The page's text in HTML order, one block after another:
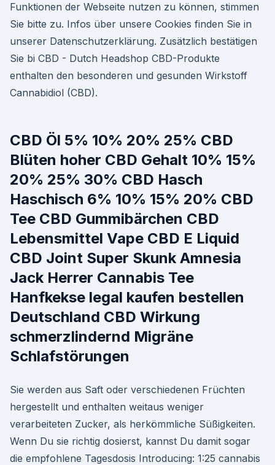
Funktionen der Webseite nutzen zu können, stimmen
Sie bitte zu. Infos über unsere Cookies finden Sie in
unserer Datenschutzerklärung. Zusätzlich bestätigen
Sie bi CBD - Dutch Headshop CBD-Produkte
enthalten den besonderen und gesunden Wirkstoff
Cannabidiol (CBD).
CBD Öl 5% 10% 20% 25% CBD
Blüten hoher CBD Gehalt 10% 15%
20% 25% 30% CBD Hasch
Haschisch 6% 10% 15% 20% CBD
Tee CBD Gummibärchen CBD
Lebensmittel Vape CBD E Liquid
CBD Joint Super Skunk Amnesia
Jack Herrer Cannabis Tee
Hanfkekse legal kaufen bestellen
Deutschland CBD Wirkung
schmerzlindernd Migräne
Schlafstörungen
Sie werden aus Saft oder verschiedenen Früchten
hergestellt und enthalten weitaus weniger
verarbeiteten Zucker, als herkömmliche Süßigkeiten.
Wenn Du sie richtig dosierst, kannst Du damit sogar
die empfohlene Tagesdosis Introducing: 1:25 cannabis